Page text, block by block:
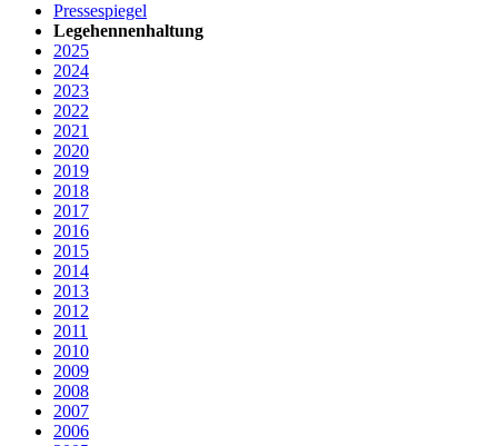
Pressespiegel
Legehennenhaltung
2025
2024
2023
2022
2021
2020
2019
2018
2017
2016
2015
2014
2013
2012
2011
2010
2009
2008
2007
2006